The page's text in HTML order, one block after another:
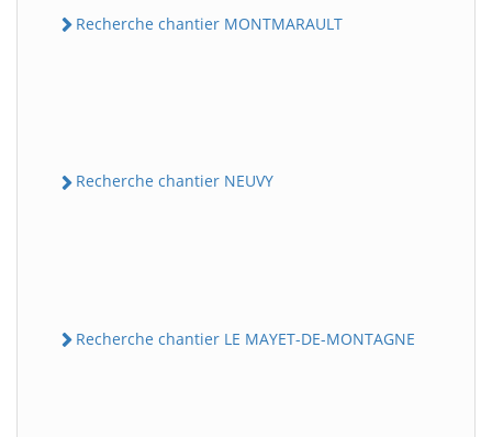
Recherche chantier MONTMARAULT
Recherche chantier NEUVY
Recherche chantier LE MAYET-DE-MONTAGNE